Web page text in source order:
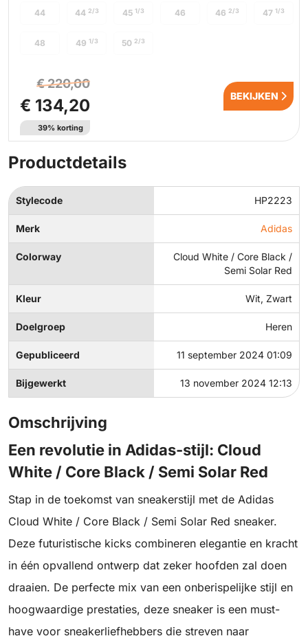
44 44 2/3 45 1/3 46 46 2/3 47 1/3
48 49 1/3 50 2/3
€ 220,00
€ 134,20
39% korting
BEKIJKEN
Productdetails
Stylecode HP2223
Merk Adidas
Colorway
Cloud White / Core Black /
Semi Solar Red
Kleur Wit, Zwart
Doelgroep Heren
Gepubliceerd 11 september 2024 01:09
Bijgewerkt 13 november 2024 12:13
Omschrijving
Een revolutie in Adidas-stijl: Cloud
White / Core Black / Semi Solar Red
Stap in de toekomst van sneakerstijl met de Adidas
Cloud White / Core Black / Semi Solar Red sneaker.
Deze futuristische kicks combineren elegantie en kracht
in één opvallend ontwerp dat zeker hoofden zal doen
draaien. De perfecte mix van een onberispelijke stijl en
hoogwaardige prestaties, deze sneaker is een must-
have voor sneakerliefhebbers die streven naar